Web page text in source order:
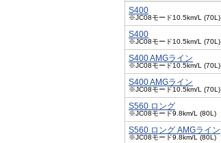
S400
※JC08モード10.5km/L (70L)
S400
※JC08モード10.5km/L (70L)
S400 AMGライン
※JC08モード10.5km/L (70L)
S400 AMGライン
※JC08モード10.5km/L (70L)
S560 ロング
※JC08モード9.8km/L (80L)
S560 ロング AMGライン
※JC08モード9.8km/L (80L)